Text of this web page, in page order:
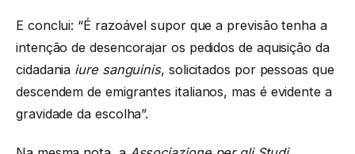
E conclui: “É razoável supor que a previsão tenha a
intenção de desencorajar os pedidos de aquisição da
cidadania iure sanguinis, solicitados por pessoas que
descendem de emigrantes italianos, mas é evidente a
gravidade da escolha”.